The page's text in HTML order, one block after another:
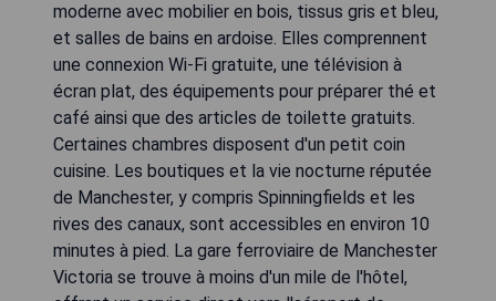
moderne avec mobilier en bois, tissus gris et bleu,
et salles de bains en ardoise. Elles comprennent
une connexion Wi-Fi gratuite, une télévision à
écran plat, des équipements pour préparer thé et
café ainsi que des articles de toilette gratuits.
Certaines chambres disposent d'un petit coin
cuisine. Les boutiques et la vie nocturne réputée
de Manchester, y compris Spinningfields et les
rives des canaux, sont accessibles en environ 10
minutes à pied. La gare ferroviaire de Manchester
Victoria se trouve à moins d'un mile de l'hôtel,